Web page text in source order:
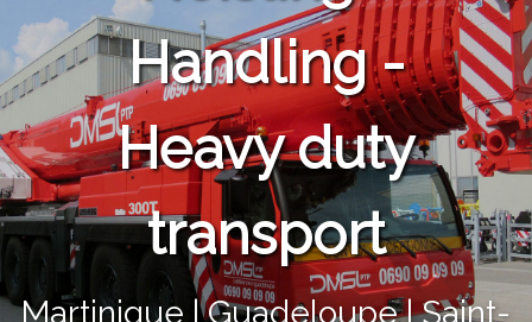
Handling -
Heavy duty
transport
Martinique | Guadeloupe | Saint-